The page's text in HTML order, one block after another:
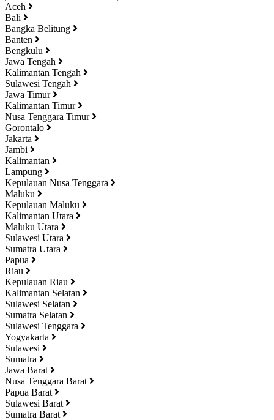
Aceh
Bali
Bangka Belitung
Banten
Bengkulu
Jawa Tengah
Kalimantan Tengah
Sulawesi Tengah
Jawa Timur
Kalimantan Timur
Nusa Tenggara Timur
Gorontalo
Jakarta
Jambi
Kalimantan
Lampung
Kepulauan Nusa Tenggara
Maluku
Kepulauan Maluku
Kalimantan Utara
Maluku Utara
Sulawesi Utara
Sumatra Utara
Papua
Riau
Kepulauan Riau
Kalimantan Selatan
Sulawesi Selatan
Sumatra Selatan
Sulawesi Tenggara
Yogyakarta
Sulawesi
Sumatra
Jawa Barat
Nusa Tenggara Barat
Papua Barat
Sulawesi Barat
Sumatra Barat